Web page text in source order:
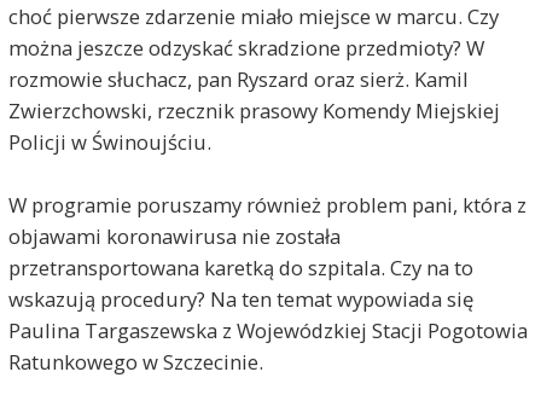
choć pierwsze zdarzenie miało miejsce w marcu. Czy
można jeszcze odzyskać skradzione przedmioty? W
rozmowie słuchacz, pan Ryszard oraz sierż. Kamil
Zwierzchowski, rzecznik prasowy Komendy Miejskiej
Policji w Świnoujściu.
W programie poruszamy również problem pani, która z
objawami koronawirusa nie została
przetransportowana karetką do szpitala. Czy na to
wskazują procedury? Na ten temat wypowiada się
Paulina Targaszewska z Wojewódzkiej Stacji Pogotowia
Ratunkowego w Szczecinie.